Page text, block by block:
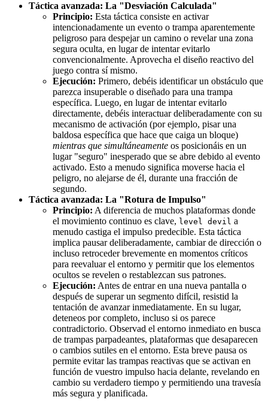
Táctica avanzada: La "Desviación Calculada"
Principio: Esta táctica consiste en activar
intencionadamente un evento o trampa aparentemente
peligroso para despejar un camino o revelar una zona
segura oculta, en lugar de intentar evitarlo
convencionalmente. Aprovecha el diseño reactivo del
juego contra sí mismo.
Ejecución: Primero, debéis identificar un obstáculo que
parezca insuperable o diseñado para una trampa
específica. Luego, en lugar de intentar evitarlo
directamente, debéis interactuar deliberadamente con su
mecanismo de activación (por ejemplo, pisar una
baldosa específica que hace que caiga un bloque)
mientras que simultáneamente os posicionáis en un
lugar "seguro" inesperado que se abre debido al evento
activado. Esto a menudo significa moverse hacia el
peligro, no alejarse de él, durante una fracción de
segundo.
Táctica avanzada: La "Rotura de Impulso"
Principio: A diferencia de muchos plataformas donde
el movimiento continuo es clave, level devil a
menudo castiga el impulso predecible. Esta táctica
implica pausar deliberadamente, cambiar de dirección o
incluso retroceder brevemente en momentos críticos
para reevaluar el entorno y permitir que los elementos
ocultos se revelen o restablezcan sus patrones.
Ejecución: Antes de entrar en una nueva pantalla o
después de superar un segmento difícil, resistid la
tentación de avanzar inmediatamente. En su lugar,
deteneos por completo, incluso si os parece
contradictorio. Observad el entorno inmediato en busca
de trampas parpadeantes, plataformas que desaparecen
o cambios sutiles en el entorno. Esta breve pausa os
permite evitar las trampas reactivas que se activan en
función de vuestro impulso hacia delante, revelando en
cambio su verdadero tiempo y permitiendo una travesía
más segura y planificada.